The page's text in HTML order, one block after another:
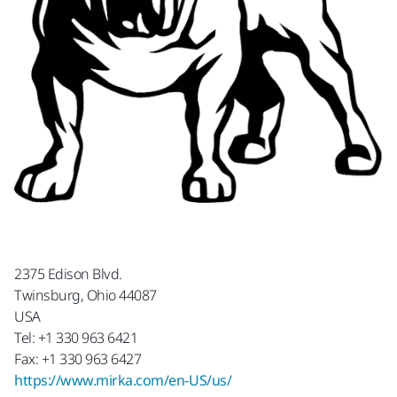
2375 Edison Blvd.
Twinsburg, Ohio 44087
USA
Tel: +1 330 963 6421
Fax: +1 330 963 6427
https://www.mirka.com/en-US/us/